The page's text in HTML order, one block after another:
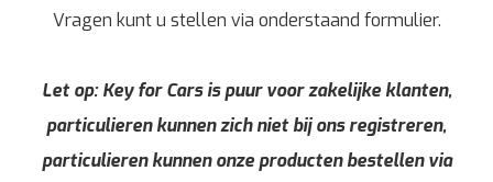
Vragen kunt u stellen via onderstaand formulier.
Let op: Key for Cars is puur voor zakelijke klanten,
particulieren kunnen zich niet bij ons registreren,
particulieren kunnen onze producten bestellen via